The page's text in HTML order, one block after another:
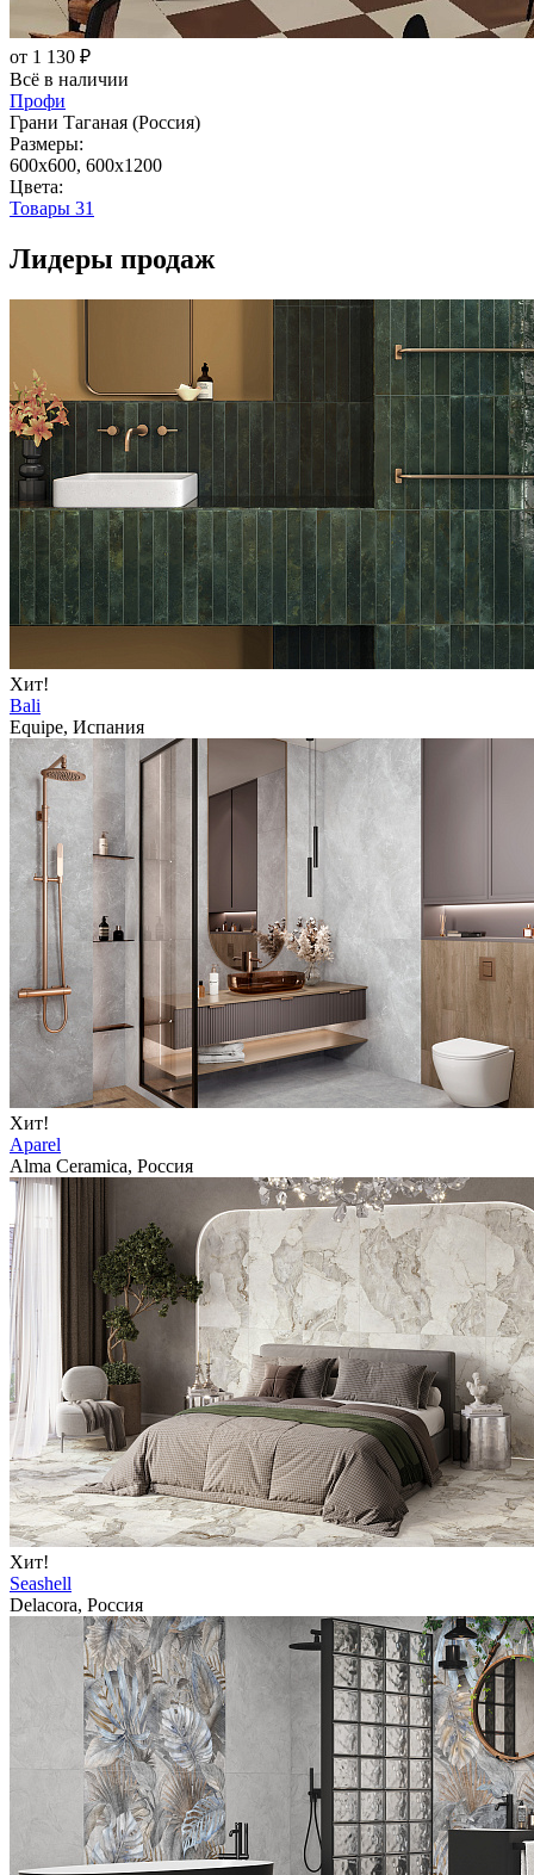
от 1 130 ₽
Всё в наличии
Профи
Грани Таганая (Россия)
Размеры:
600x600, 600x1200
Цвета:
Товары 31
Лидеры продаж
Хит!
Bali
Equipe, Испания
Хит!
Aparel
Alma Ceramica, Россия
Хит!
Seashell
Delacora, Россия